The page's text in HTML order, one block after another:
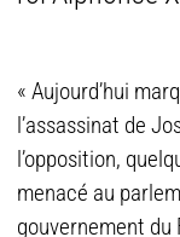
« Aujourd’hui
l’assassinat de
l’opposition,
menacé au
gouvernement du